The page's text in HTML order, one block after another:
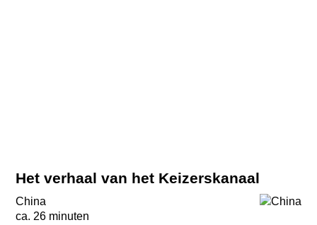
Het verhaal van het Keizerskanaal
China
ca. 26 minuten